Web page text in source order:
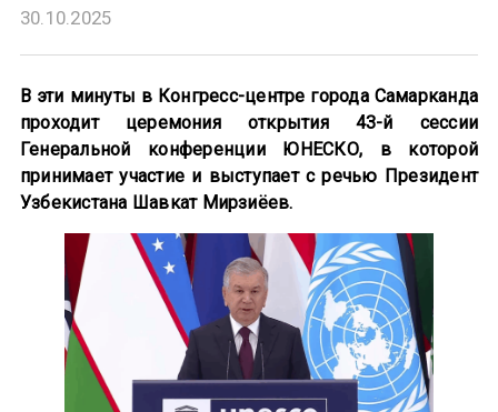
30.10.2025
В эти минуты в Конгресс-центре города Самарканда
проходит церемония открытия 43-й сессии
Генеральной конференции ЮНЕСКО, в которой
принимает участие и выступает с речью Президент
Узбекистана Шавкат Мирзиёев.